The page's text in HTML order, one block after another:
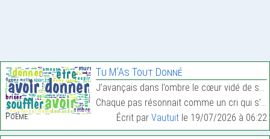
Poème:
Tu M’As Tout Donné
J’avançais dans l’ombre le cœur vidé de souffle
Chaque pas résonnait comme un cri qui s’étouffe…
Écrit par Vautuitle 19/07/2026 à 06:22